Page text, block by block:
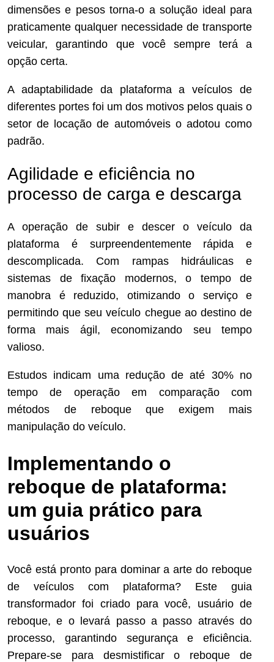
dimensões e pesos torna-o a solução ideal para
praticamente qualquer necessidade de transporte
veicular, garantindo que você sempre terá a
opção certa.
A adaptabilidade da plataforma a veículos de
diferentes portes foi um dos motivos pelos quais o
setor de locação de automóveis o adotou como
padrão.
Agilidade e eficiência no
processo de carga e descarga
A operação de subir e descer o veículo da
plataforma é surpreendentemente rápida e
descomplicada. Com rampas hidráulicas e
sistemas de fixação modernos, o tempo de
manobra é reduzido, otimizando o serviço e
permitindo que seu veículo chegue ao destino de
forma mais ágil, economizando seu tempo
valioso.
Estudos indicam uma redução de até 30% no
tempo de operação em comparação com
métodos de reboque que exigem mais
manipulação do veículo.
Implementando o
reboque de plataforma:
um guia prático para
usuários
Você está pronto para dominar a arte do reboque
de veículos com plataforma? Este guia
transformador foi criado para você, usuário de
reboque, e o levará passo a passo através do
processo, garantindo segurança e eficiência.
Prepare-se para desmistificar o reboque de